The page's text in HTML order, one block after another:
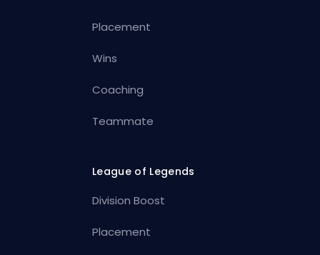
Placement
Wins
Coaching
Teammate
League of Legends
Division Boost
Placement